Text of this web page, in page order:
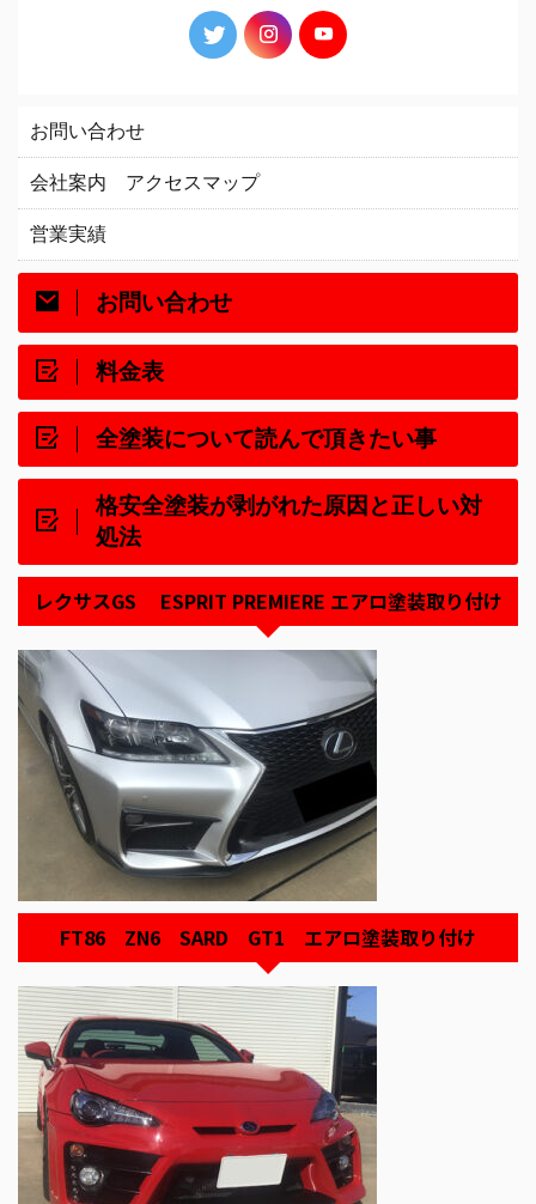
お問い合わせ
会社案内 アクセスマップ
営業実績
お問い合わせ
料金表
全塗装について読んで頂きたい事
格安全塗装が剥がれた原因と正しい対
処法
レクサスGS ESPRIT PREMIERE エアロ塗装取り付け
FT86 ZN6 SARD GT1 エアロ塗装取り付け